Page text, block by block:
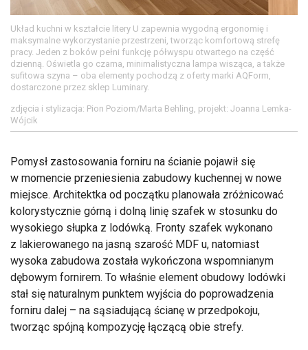
Układ kuchni w kształcie litery U zapewnia wygodną ergonomię i
maksymalne wykorzystanie przestrzeni, tworząc komfortową strefę
pracy. Jeden z boków pełni funkcję półwyspu otwartego na część
dzienną. Oświetla go czarna, minimalistyczna lampa wisząca, a także
sufitowa szyna – oba elementy pochodzą z oferty marki AQForm,
dostarczone przez sklep Luminary.
zdjęcia i stylizacja: Pion Poziom/Marta Behling, projekt: Joanna Lemka-
Wójcik
Pomysł zastosowania forniru na ścianie pojawił się
w momencie przeniesienia zabudowy kuchennej w nowe
miejsce. Architektka od początku planowała zróżnicować
kolorystycznie górną i dolną linię szafek w stosunku do
wysokiego słupka z lodówką. Fronty szafek wykonano
z lakierowanego na jasną szarość MDF u, natomiast
wysoka zabudowa została wykończona wspomnianym
dębowym fornirem. To właśnie element obudowy lodówki
stał się naturalnym punktem wyjścia do poprowadzenia
forniru dalej – na sąsiadującą ścianę w przedpokoju,
tworząc spójną kompozycję łączącą obie strefy.